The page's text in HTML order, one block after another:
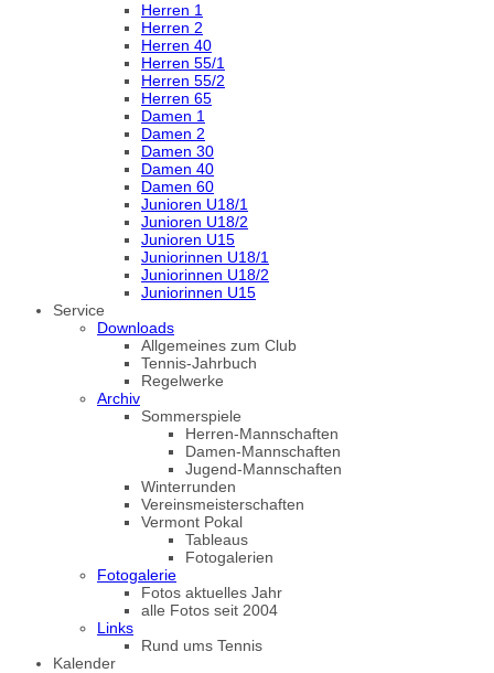
Herren 1
Herren 2
Herren 40
Herren 55/1
Herren 55/2
Herren 65
Damen 1
Damen 2
Damen 30
Damen 40
Damen 60
Junioren U18/1
Junioren U18/2
Junioren U15
Juniorinnen U18/1
Juniorinnen U18/2
Juniorinnen U15
Service
Downloads
Allgemeines zum Club
Tennis-Jahrbuch
Regelwerke
Archiv
Sommerspiele
Herren-Mannschaften
Damen-Mannschaften
Jugend-Mannschaften
Winterrunden
Vereinsmeisterschaften
Vermont Pokal
Tableaus
Fotogalerien
Fotogalerie
Fotos aktuelles Jahr
alle Fotos seit 2004
Links
Rund ums Tennis
Kalender